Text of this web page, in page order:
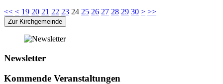
<< < 19 20 21 22 23 24 25 26 27 28 29 30 > >>
Zur Kirchgemeinde
Newsletter
Kommende Veranstaltungen